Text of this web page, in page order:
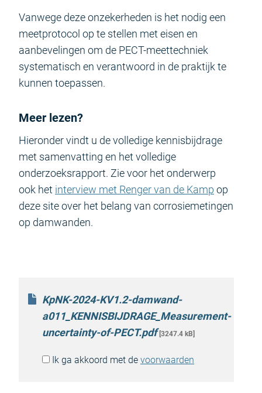
Vanwege deze onzekerheden is het nodig een
meetprotocol op te stellen met eisen en
aanbevelingen om de PECT-meettechniek
systematisch en verantwoord in de praktijk te
kunnen toepassen.
Meer lezen?
Hieronder vindt u de volledige kennisbijdrage
met samenvatting en het volledige
onderzoeksrapport. Zie voor het onderwerp
ook het interview met Renger van de Kamp op
deze site over het belang van corrosiemetingen
op damwanden.
KpNK-2024-KV1.2-damwand-
a011_KENNISBIJDRAGE_Measurement-
uncertainty-of-PECT.pdf[3247.4 kB]
Ik ga akkoord met de voorwaarden